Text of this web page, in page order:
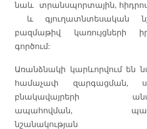
նաև տրանսպորտային,
և գյուղատնտեսական
բազմաթիվ կառույցների
գործում:
Առանձնակի կարևորվում են
համաչափ զարգացման,
բնակավայրերի
ապահովման,
նշանակության